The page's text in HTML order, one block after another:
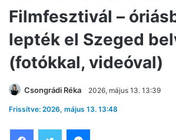
Filmfesztivál –
lepték el Szeged
(fotókkal, videóval)
Csongrádi Réka 2026, május 13. 13:39
Frissítve: 2026, május 13. 13:48